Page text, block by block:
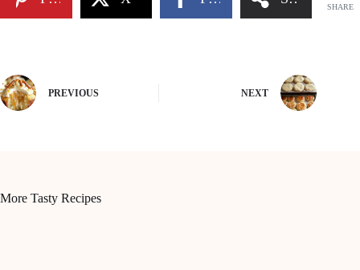
SHARE
PREVIOUS NEXT
More Tasty Recipes